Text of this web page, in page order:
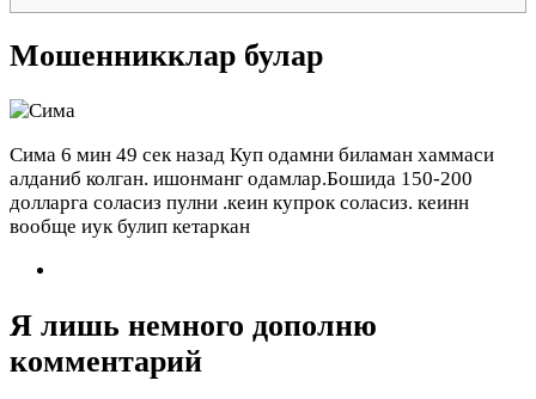
Мошенникклар булар
Сима 6 мин 49 сек назад Куп одамни биламан хаммаси
алданиб колган. ишонманг одамлар.Бошида 150-200
долларга соласиз пулни .кеин купрок соласиз. кеинн
вообще иук булип кетаркан
Я лишь немного дополню
комментарий